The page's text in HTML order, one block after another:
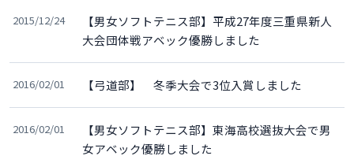
2015/12/24
【男女ソフトテニス部】平成27年度三重県新人
大会団体戦アベック優勝しました
2016/02/01 【弓道部】 冬季大会で3位入賞しました
2016/02/01
【男女ソフトテニス部】東海高校選抜大会で男
女アベック優勝しました